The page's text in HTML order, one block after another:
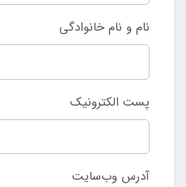
نام و نام خانوادگی
پست الکترونیک
آدرس وب‌سایت